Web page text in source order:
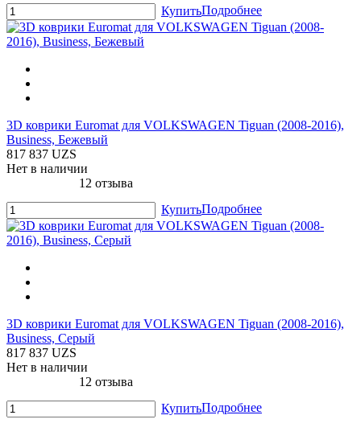
КупитьПодробнее
3D коврики Euromat для VOLKSWAGEN Tiguan (2008-2016),
Business, Бежевый
817 837 UZS
Нет в наличии
12 отзыва
КупитьПодробнее
3D коврики Euromat для VOLKSWAGEN Tiguan (2008-2016),
Business, Серый
817 837 UZS
Нет в наличии
12 отзыва
КупитьПодробнее